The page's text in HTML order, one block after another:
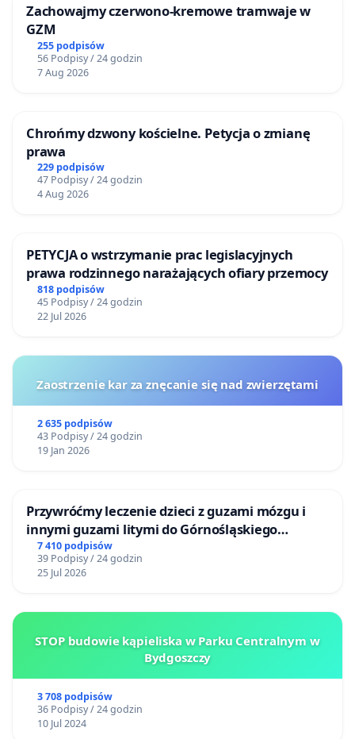
Zachowajmy czerwono-kremowe tramwaje w
GZM
255 podpisów
56 Podpisy / 24 godzin
7 Aug 2026
Chrońmy dzwony kościelne. Petycja o zmianę
prawa
229 podpisów
47 Podpisy / 24 godzin
4 Aug 2026
PETYCJA o wstrzymanie prac legislacyjnych
prawa rodzinnego narażających ofiary przemocy
818 podpisów
45 Podpisy / 24 godzin
22 Jul 2026
Zaostrzenie kar za znęcanie się nad zwierzętami
2 635 podpisów
43 Podpisy / 24 godzin
19 Jan 2026
Przywróćmy leczenie dzieci z guzami mózgu i
innymi guzami litymi do Górnośląskiego
Centrum Zdrowia Dziecka w Katowicach
7 410 podpisów
39 Podpisy / 24 godzin
25 Jul 2026
STOP budowie kąpieliska w Parku Centralnym w
Bydgoszczy
3 708 podpisów
36 Podpisy / 24 godzin
10 Jul 2024